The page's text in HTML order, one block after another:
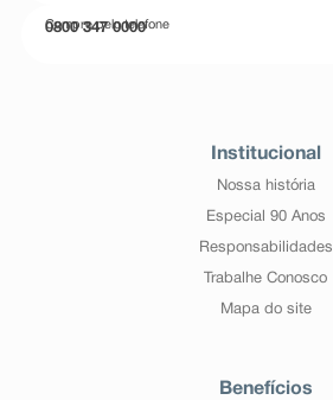
Compre pelo telefone
0800 347 0000
Institucional
Nossa história
Especial 90 Anos
Responsabilidades
Trabalhe Conosco
Mapa do site
Benefícios